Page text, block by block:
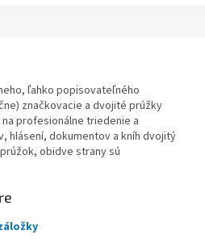
ľahko popisovateľného
značkovacie a dvojité prúžky
profesionálne triedenie a
hlásení, dokumentov a kníh dvojitý
obidve strany sú